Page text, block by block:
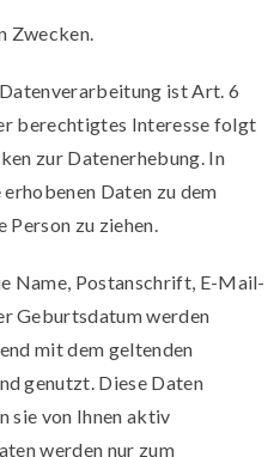
Zwecken.
ist Art. 6
berechtigtes Interesse folgt
zur Datenerhebung. In
Daten zu dem
zu ziehen.
Name, Postanschrift, E-Mail-
Geburtsdatum werden
mit dem geltenden
genutzt. Diese Daten
sie von Ihnen aktiv
werden nur zum